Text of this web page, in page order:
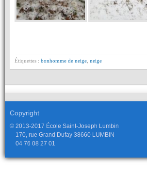
Étiquettes : bonhomme de neige neige
Copyright
© 2013-2017 École Saint-Joseph Lumbin
170, rue Grand Dufay 38660 LUMBIN
04 76 08 27 01